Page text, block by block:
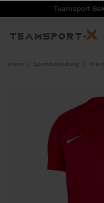
Teamsport
Home Sportbekleidung Trikot